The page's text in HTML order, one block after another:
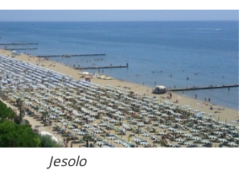
Jesolo